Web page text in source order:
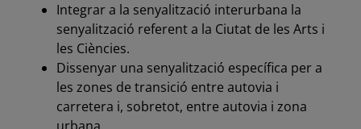
Integrar a la senyalització interurbana la
senyalització referent a la Ciutat de les Arts i
les Ciències.
Dissenyar una senyalització específica per a
les zones de transició entre autovia i
carretera i, sobretot, entre autovia i zona